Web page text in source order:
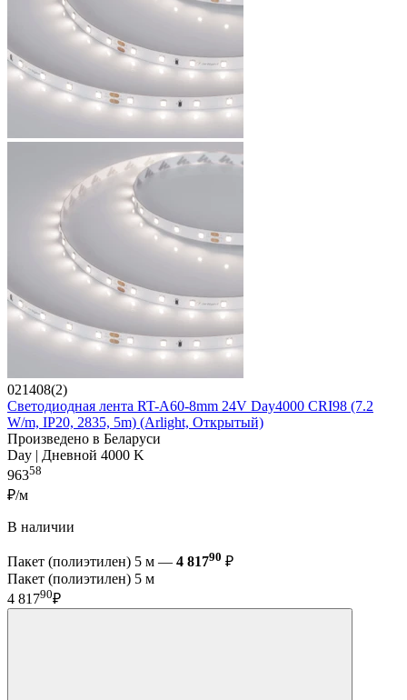
021408(2)
Светодиодная лента RT-A60-8mm 24V Day4000 CRI98 (7.2
W/m, IP20, 2835, 5m) (Arlight, Открытый)
Произведено в Беларуси
Day | Дневной 4000 K
96358
₽/м
В наличии
Пакет (полиэтилен) 5 м — 4 81790 ₽
Пакет (полиэтилен) 5 м
4 81790₽